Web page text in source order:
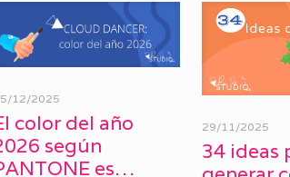
12/2025
color del año
según
es…
29/11/2025
34 ideas